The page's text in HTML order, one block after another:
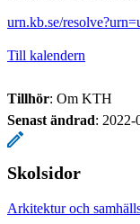
urn.kb.se/
Till kalendern
Tillhör: Om KTH
Senast ändrad: 2022-
Skolsidor
Arkitektur och